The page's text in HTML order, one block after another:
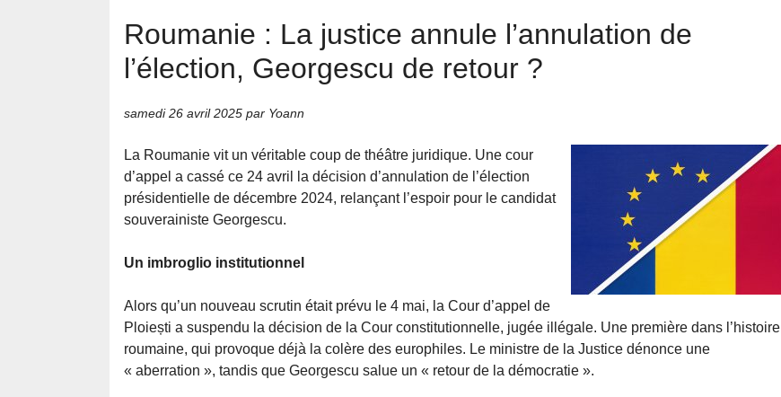
Roumanie : La justice annule l’annulation de
l’élection, Georgescu de retour ?
samedi 26 avril 2025 par Yoann
La Roumanie vit un véritable coup de théâtre juridique. Une cour
d’appel a cassé ce 24 avril la décision d’annulation de l’élection
présidentielle de décembre 2024, relançant l’espoir pour le candidat
souverainiste Georgescu.
Un imbroglio institutionnel
Alors qu’un nouveau scrutin était prévu le 4 mai, la Cour d’appel de
Ploiești a suspendu la décision de la Cour constitutionnelle, jugée illégale. Une première dans l’histoire
roumaine, qui provoque déjà la colère des europhiles. Le ministre de la Justice dénonce une
« aberration », tandis que Georgescu salue un « retour de la démocratie ».